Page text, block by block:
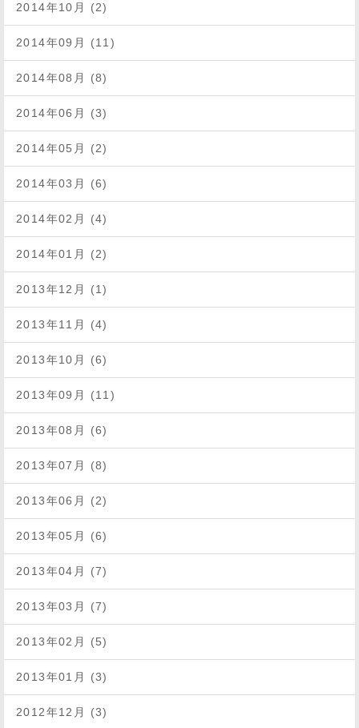
2014年10月 (2)
2014年09月 (11)
2014年08月 (8)
2014年06月 (3)
2014年05月 (2)
2014年03月 (6)
2014年02月 (4)
2014年01月 (2)
2013年12月 (1)
2013年11月 (4)
2013年10月 (6)
2013年09月 (11)
2013年08月 (6)
2013年07月 (8)
2013年06月 (2)
2013年05月 (6)
2013年04月 (7)
2013年03月 (7)
2013年02月 (5)
2013年01月 (3)
2012年12月 (3)